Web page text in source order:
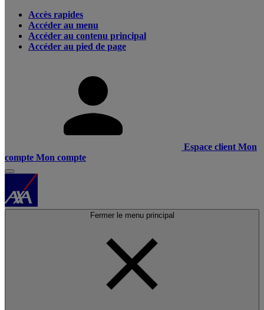
Accès rapides
Accéder au menu
Accéder au contenu principal
Accéder au pied de page
Espace client Mon
compte Mon compte
Fermer le menu principal